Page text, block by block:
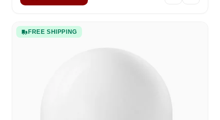
FREE SHIPPING